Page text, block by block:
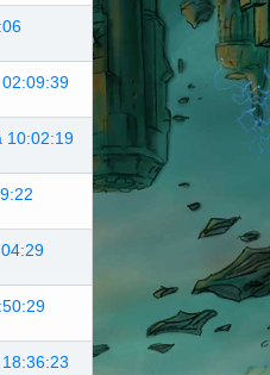
10:02:19